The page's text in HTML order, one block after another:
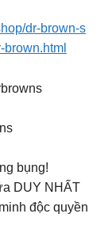
dr-brown-s
brown.html
bụng!
DUY NHẤT
độc quyền